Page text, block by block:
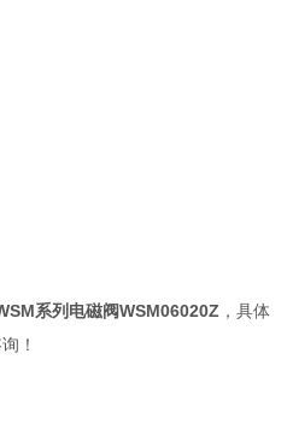
系列电磁阀WSM06020Z ，具体
！